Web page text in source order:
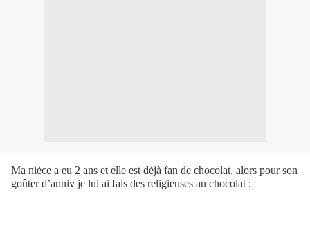
Ma nièce a eu 2 ans et elle est déjà fan de chocolat, alors pour son
goûter d’anniv je lui ai fais des religieuses au chocolat :